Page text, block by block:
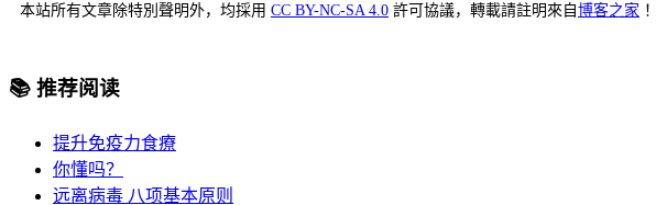
本站所有文章除特別聲明外，均採用 CC BY-NC-SA 4.0 許可協議，轉載請註明來自 博客之家 ！
📚 推荐阅读
提升免疫力食療
你懂吗？
远离病毒 八项基本原则